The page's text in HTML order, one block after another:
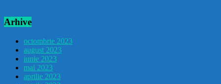
Arhive
octombrie 2023
august 2023
iunie 2023
mai 2023
aprilie 2023